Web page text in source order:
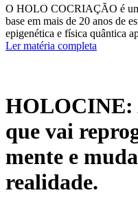
O HOLO COCRIAÇÃO é
base em mais de 20 anos de
epigenética e física quântica
Ler matéria completa
HOLOCINE:
que vai
mente e
realidade.